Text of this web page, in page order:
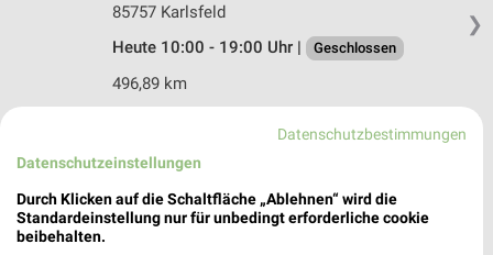
❯
85757 Karlsfeld
Heute 10:00 - 19:00 Uhr |
Geschlossen
496,89 km
Erdinger Straße 149
85356 Freising
Heute 09:30 - 19:00 Uhr |
Datenschutzbestimmungen
Datenschutzeinstellungen
Durch Klicken auf die Schaltfläche „Ablehnen“ wird die
Standardeinstellung nur für unbedingt erforderliche cookie
beibehalten.